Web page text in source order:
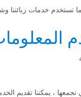
خدمات زبائننا
، يمكننا تقديم